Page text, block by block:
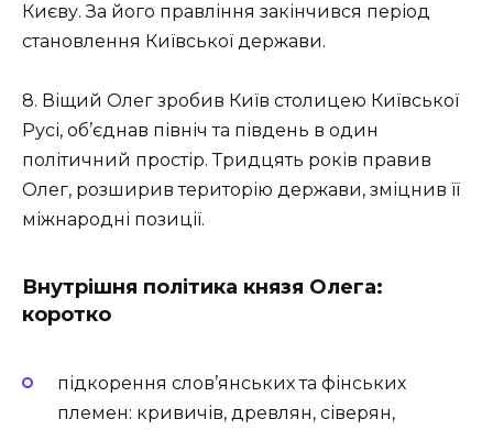
Києву. За його правління закінчився період
становлення Київської держави.
8. Віщий Олег зробив Київ столицею Київської
Русі, об’єднав північ та південь в один
політичний простір. Тридцять років правив
Олег, розширив територію держави, зміцнив її
міжнародні позиції.
Внутрішня політика князя Олега:
коротко
підкорення слов’янських та фінських
племен: кривичів, древлян, сіверян,